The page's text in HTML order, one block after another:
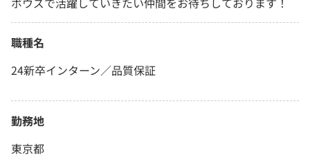
職種名
24新卒インターン／品質保証
勤務地
東京都